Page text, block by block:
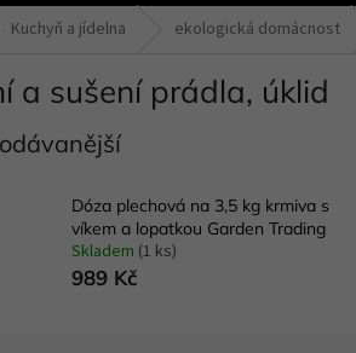
Kuchyň a jídelna ekologická domácnost
a sušení prádla, úklid
Dóza plechová na 3,5 kg krmiva s
víkem a lopatkou Garden Trading
Skladem (1 ks)
989 Kč